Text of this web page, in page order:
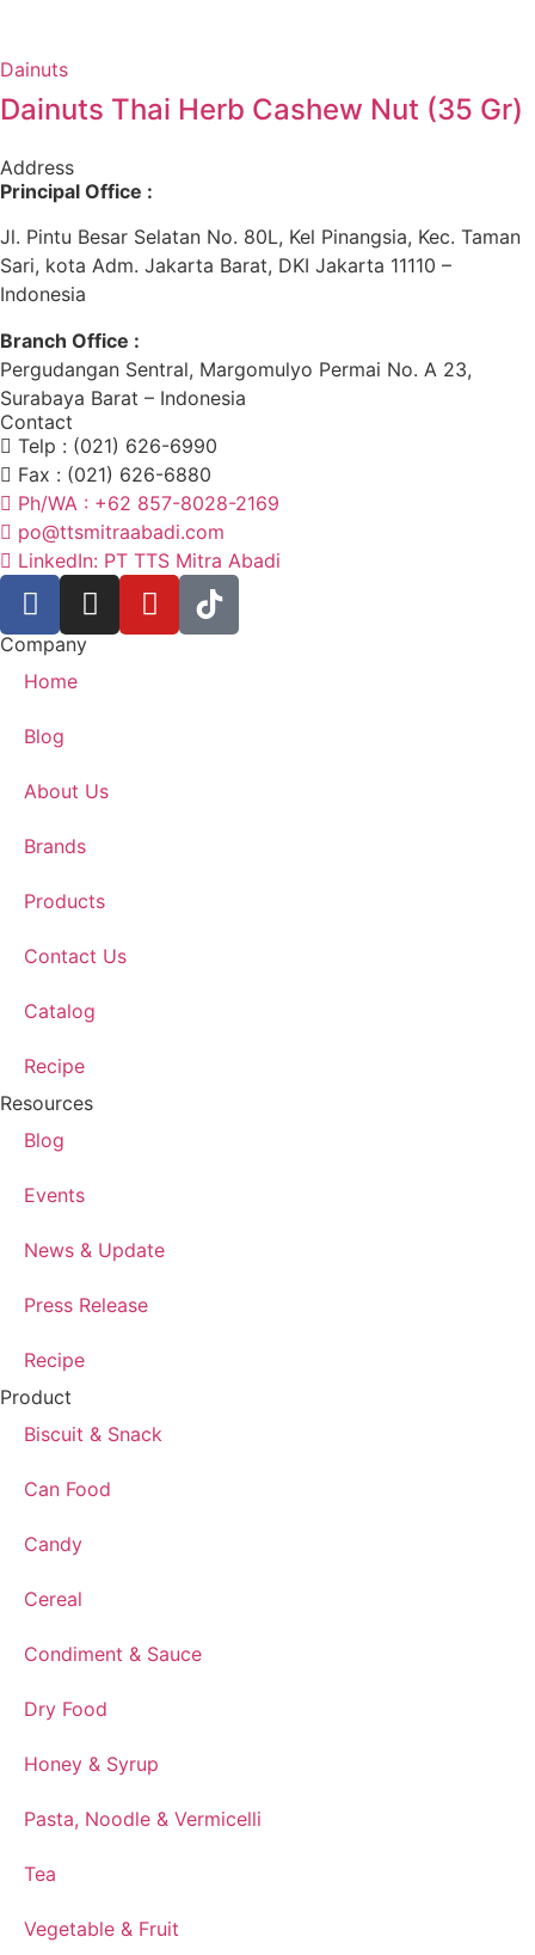
Dainuts
Dainuts Thai Herb Cashew Nut (35 Gr)
Address
Principal Office :
Jl. Pintu Besar Selatan No. 80L, Kel Pinangsia, Kec. Taman
Sari, kota Adm. Jakarta Barat, DKI Jakarta 11110 –
Indonesia
Branch Office :
Pergudangan Sentral, Margomulyo Permai No. A 23,
Surabaya Barat – Indonesia
Contact
Telp : (021) 626-6990
Fax : (021) 626-6880
Ph/WA : +62 857-8028-2169
po@ttsmitraabadi.com
LinkedIn: PT TTS Mitra Abadi
Company
Home
Blog
About Us
Brands
Products
Contact Us
Catalog
Recipe
Resources
Blog
Events
News & Update
Press Release
Recipe
Product
Biscuit & Snack
Can Food
Candy
Cereal
Condiment & Sauce
Dry Food
Honey & Syrup
Pasta, Noodle & Vermicelli
Tea
Vegetable & Fruit